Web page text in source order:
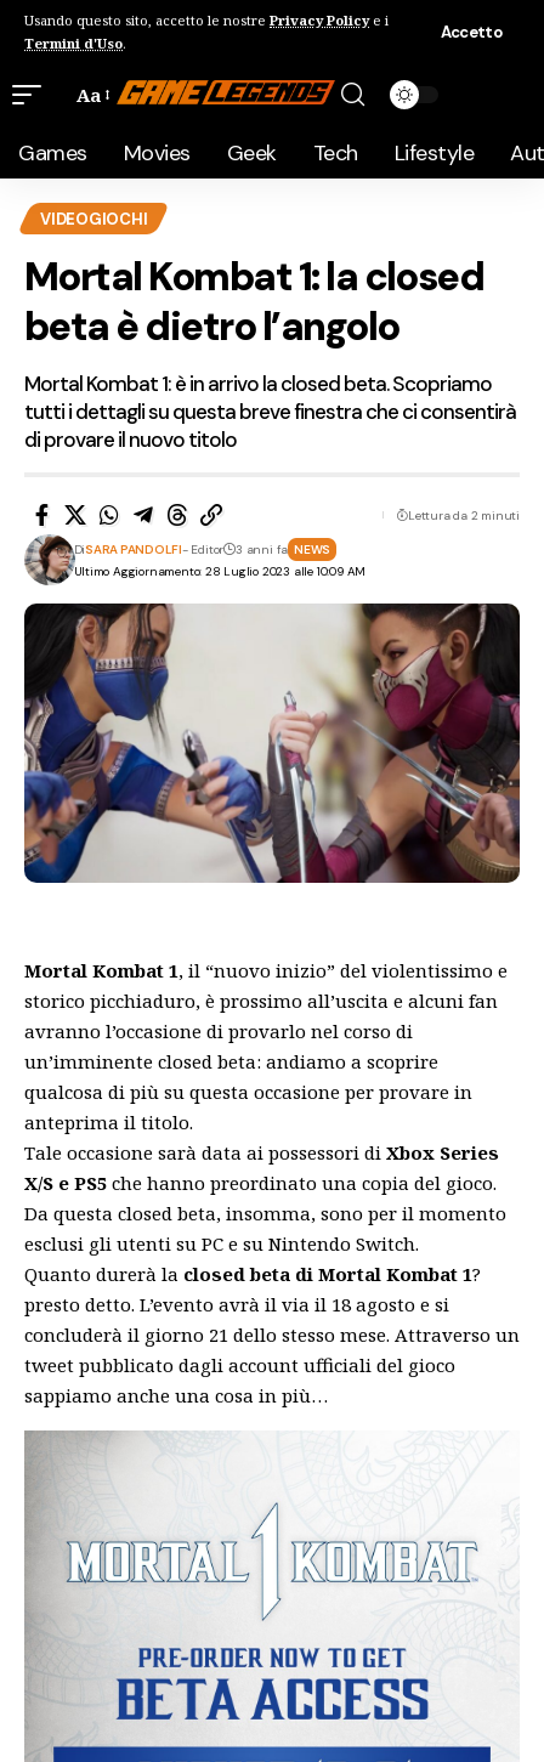
Usando questo sito, accetto le nostre Privacy Policye i
Termini d'Uso.
Accetto
Aa
Games Movies Geek Tech Lifestyle
VIDEOGIOCHI
Mortal Kombat 1: la closed
beta è dietro l’angolo
Mortal Kombat 1: è in arrivo la closed beta. Scopriamo
tutti i dettagli su questa breve finestra che ci consentirà
di provare il nuovo titolo
Ultimo Aggiornamento: 28 Luglio 2023 alle 10:09 AM
DiSARA PANDOLFI- Editor 3 anni fa NEWS
Lettura da 2 minuti
Mortal Kombat 1, il “nuovo inizio” del violentissimo e
storico picchiaduro, è prossimo all’uscita e alcuni fan
avranno l’occasione di provarlo nel corso di
un’imminente closed beta: andiamo a scoprire
qualcosa di più su questa occasione per provare in
anteprima il titolo.
Tale occasione sarà data ai possessori di Xbox Series
X/S e PS5 che hanno preordinato una copia del gioco.
Da questa closed beta, insomma, sono per il momento
esclusi gli utenti su PC e su Nintendo Switch.
Quanto durerà la closed beta di Mortal Kombat 1?
presto detto. L’evento avrà il via il 18 agosto e si
concluderà il giorno 21 dello stesso mese. Attraverso un
tweet pubblicato dagli account ufficiali del gioco
sappiamo anche una cosa in più…